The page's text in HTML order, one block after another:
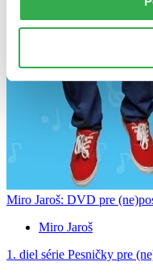
Miro Jaroš: DVD pre
Miro Jaroš
1. diel série Pesničky pre